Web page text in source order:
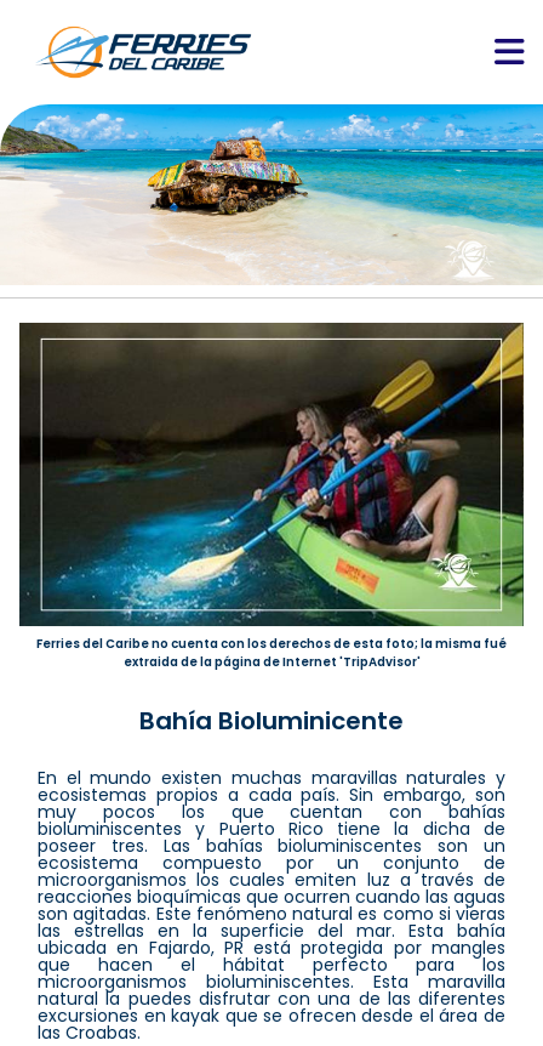
Ferries del Caribe no cuenta con los derechos de esta foto; la misma fué
extraida de la página de Internet 'TripAdvisor'
Bahía Bioluminicente
En el mundo existen muchas maravillas naturales y
ecosistemas propios a cada país. Sin embargo, son
muy pocos los que cuentan con bahías
bioluminiscentes y Puerto Rico tiene la dicha de
poseer tres. Las bahías bioluminiscentes son un
ecosistema compuesto por un conjunto de
microorganismos los cuales emiten luz a través de
reacciones bioquímicas que ocurren cuando las aguas
son agitadas. Este fenómeno natural es como si vieras
las estrellas en la superficie del mar. Esta bahía
ubicada en Fajardo, PR está protegida por mangles
que hacen el hábitat perfecto para los
microorganismos bioluminiscentes. Esta maravilla
natural la puedes disfrutar con una de las diferentes
excursiones en kayak que se ofrecen desde el área de
las Croabas.